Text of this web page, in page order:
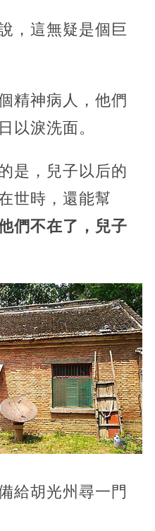
，這無疑是個巨
精神病人，他們
以淚洗面。
是，兒子以后的
世時，還能幫
們不在了，兒子
給胡光州尋一門